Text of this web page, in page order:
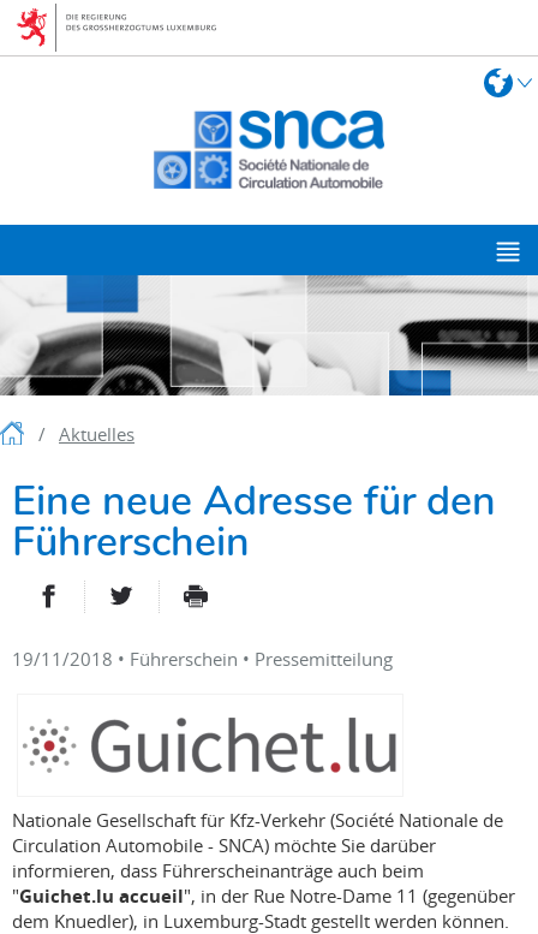
Zur
Navigation
Zum
Inhalt
Startseite
Aktuelles
Eine neue Adresse für den
Führerschein
PARTAGER SUR FACEBOOK
PARTAGER SUR TWITTER
IMPRIMER
19/11/2018 • Führerschein • Pressemitteilung
Nationale Gesellschaft für Kfz-Verkehr (Société Nationale de
Circulation Automobile - SNCA) möchte Sie darüber
informieren, dass Führerscheinanträge auch beim
"Guichet.lu accueil", in der Rue Notre-Dame 11 (gegenüber
dem Knuedler), in Luxemburg-Stadt gestellt werden können.